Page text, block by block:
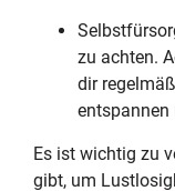
zu achten.
dir
entspannen
Es ist wichtig zu
gibt, um